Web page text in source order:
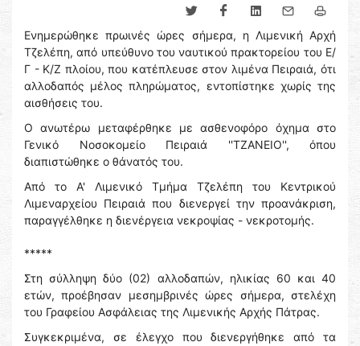
Ενημερώθηκε πρωινές ώρες σήμερα, η Λιμενική Αρχή
Τζελέπη, από υπεύθυνο του ναυτικού πρακτορείου του Ε/
Γ - Κ/Ζ πλοίου, που κατέπλευσε στον λιμένα Πειραιά, ότι
αλλοδαπός μέλος πληρώματος, εντοπίστηκε χωρίς της
αισθήσεις του.
Ο ανωτέρω μεταφέρθηκε με ασθενοφόρο όχημα στο
Γενικό Νοσοκομείο Πειραιά ''ΤΖΑΝΕΙΟ'', όπου
διαπιστώθηκε ο θάνατός του.
Από το Α' Λιμενικό Τμήμα Τζελέπη του Κεντρικού
Λιμεναρχείου Πειραιά που διενεργεί την προανάκριση,
παραγγέλθηκε η διενέργεια νεκροψίας - νεκροτομής.
*****
Στη σύλληψη δύο (02) αλλοδαπών, ηλικίας 60 και 40
ετών, προέβησαν μεσημβρινές ώρες σήμερα, στελέχη
του Γραφείου Ασφάλειας της Λιμενικής Αρχής Πάτρας.
Συγκεκριμένα, σε έλεγχο που διενεργήθηκε από τα